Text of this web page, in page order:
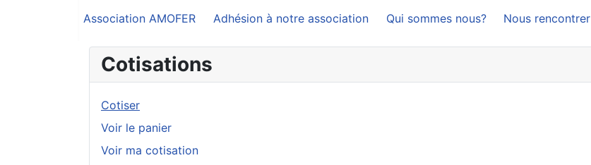
Association AMOFER Adhésion à notre association Qui sommes nous? Nous rencontrer
Cotisations
Cotiser
Voir le panier
Voir ma cotisation